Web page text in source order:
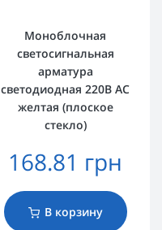
Моноблочная
светосигнальная
арматура
светодиодная 220В АС
желтая (плоское
стекло)
168.81 грн
В корзину